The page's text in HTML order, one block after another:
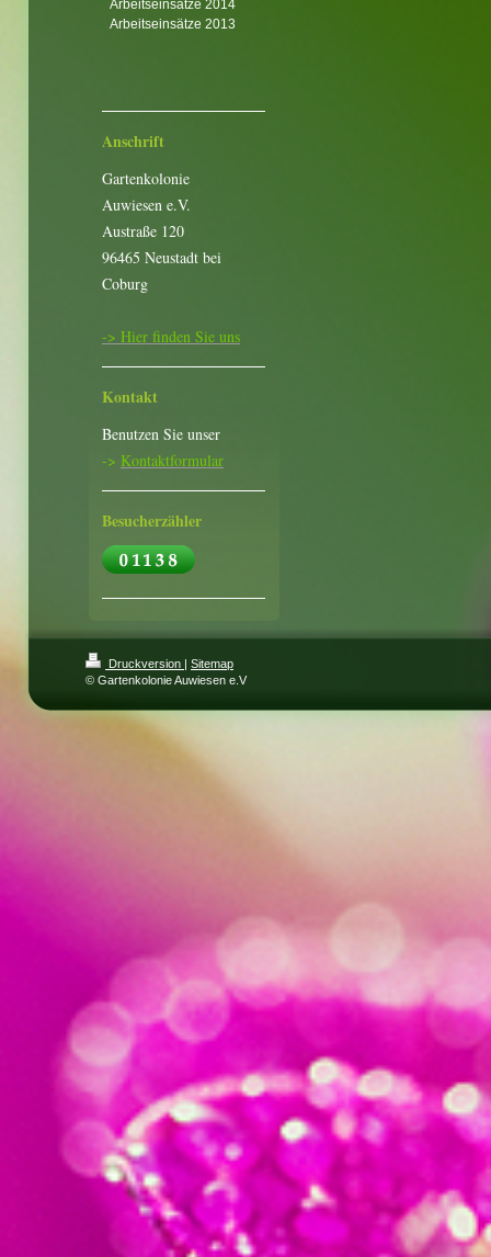
Arbeitseinsätze 2014
Arbeitseinsätze 2013
Anschrift
Gartenkolonie
Auwiesen e.V.
Austraße 120
96465 Neustadt bei
Coburg
-> Hier finden Sie uns
Kontakt
Benutzen Sie unser
-> Kontaktformular
Besucherzähler
Druckversion | Sitemap
© Gartenkolonie Auwiesen e.V